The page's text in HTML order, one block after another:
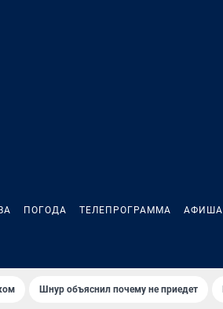
ПОГОДА ТЕЛЕПРОГРАММА АФИША
Шнур объяснил почему не приедет